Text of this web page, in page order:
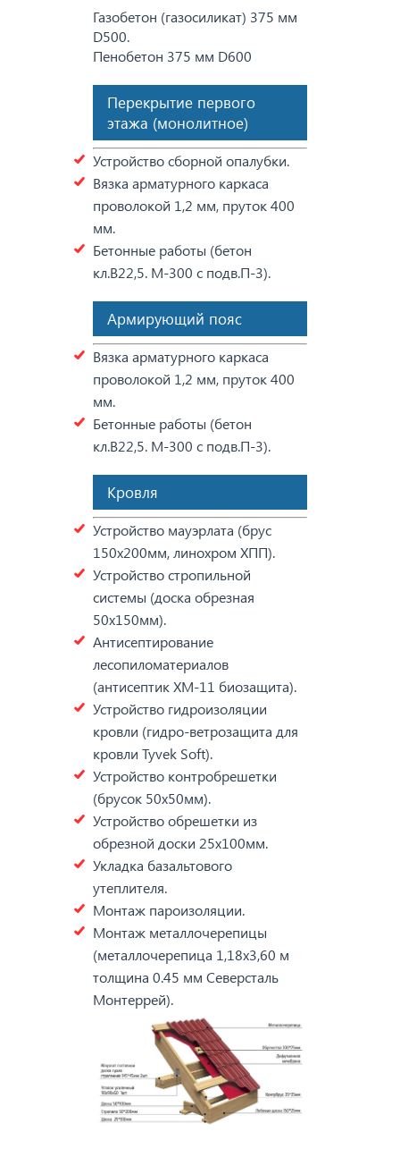
Газобетон (газосиликат) 375 мм
D500.
Пенобетон 375 мм D600
Перекрытие первого
этажа (монолитное)
Устройство сборной опалубки.
Вязка арматурного каркаса
проволокой 1,2 мм, пруток 400
мм.
Бетонные работы (бетон
кл.В22,5. М-300 с подв.П-3).
Армирующий пояс
Вязка арматурного каркаса
проволокой 1,2 мм, пруток 400
мм.
Бетонные работы (бетон
кл.В22,5. М-300 с подв.П-3).
Кровля
Устройство мауэрлата (брус
150х200мм, линохром ХПП).
Устройство стропильной
системы (доска обрезная
50х150мм).
Антисептирование
лесопиломатериалов
(антисептик ХМ-11 биозащита).
Устройство гидроизоляции
кровли (гидро-ветрозащита для
кровли Tyvek Soft).
Устройство контробрешетки
(брусок 50х50мм).
Устройство обрешетки из
обрезной доски 25х100мм.
Укладка базальтового
утеплителя.
Монтаж пароизоляции.
Монтаж металлочерепицы
(металлочерепица 1,18х3,60 м
толщина 0.45 мм Северсталь
Монтеррей).